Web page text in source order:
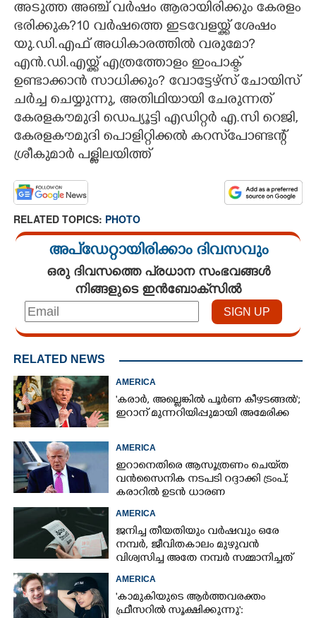
CARTOONS
LITERATURE
ZOOM
CONTACT US
അടുത്ത അഞ്ച് വ‌ർഷം ആരായിരിക്കും കേരളം
ഭരിക്കുക?10 വർഷത്തെ ഇടവേളയ്ക്ക് ശേഷം
യു.ഡി.എഫ് അധികാരത്തിൽ വരുമോ?
എൻ.ഡി.എയ്ക്ക് എത്രത്തോളം ഇംപാക്ട്
ഉണ്ടാക്കാൻ സാധിക്കും? വോട്ടേഴ്സ് ചോയിസ്
ചർച്ച ചെയ്യുന്നു, അതിഥിയായി ചേരുന്നത്
കേരളകൗമുദി ഡെപ്യൂട്ടി എഡിറ്റർ എ.സി റെജി,
കേരളകൗമുദി പൊളിറ്റിക്കൽ കറസ്‌പോണ്ടന്റ്
ശ്രീകുമാർ പള്ളിലയിത്ത്
RELATED TOPICS: PHOTO
അപ്ഡേറ്റായിരിക്കാം ദിവസവും
ഒരു ദിവസത്തെ പ്രധാന സംഭവങ്ങൾ
നിങ്ങളുടെ ഇൻബോക്സിൽ
RELATED NEWS
AMERICA
'കരാർ, അല്ലെങ്കിൽ പൂർണ കീഴടങ്ങൽ';
ഇറാന് മുന്നറിയിപ്പുമായി അമേരിക്ക
AMERICA
ഇറാനെതിരെ ആസൂത്രണം ചെയ്‌ത
വൻസൈനിക നടപടി റദ്ദാക്കി ട്രംപ്;
കരാറിൽ ഉടൻ ധാരണ
AMERICA
ജനിച്ച തീയതിയും വർഷവും ഒരേ
നമ്പർ, ജീവിതകാലം മുഴുവൻ
വിശ്വസിച്ച അതേ നമ്പർ സമ്മാനിച്ചത്
കോടികളുടെ ഭാഗ്യം
AMERICA
'കാമുകിയുടെ ആർത്തവരക്തം
ഫ്രീസറിൽ സൂക്ഷിക്കുന്നു':